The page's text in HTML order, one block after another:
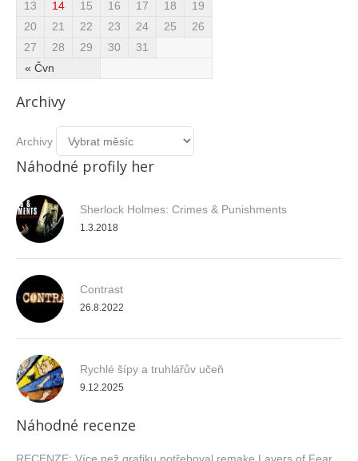
« Čvn
13
14 15 16 17 18
19
20
21 22 23 24 25
26
27
28 29 30 31
Archivy
Archivy
Náhodné profily her
Sherlock Holmes: Crimes & Punishments
1.3.2018
Contrast
26.8.2022
Rychlé šípy a truhlářův učeň
9.12.2025
Náhodné recenze
RECENZE: Více než grafiku potřeboval remake Layers of Fear